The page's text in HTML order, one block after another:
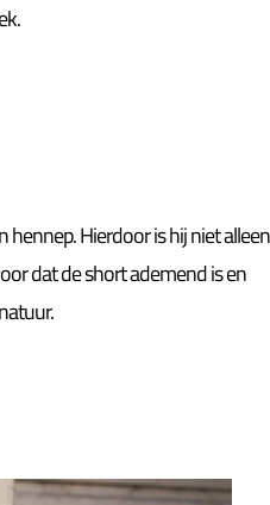
Hierdoor is hij niet alleen
dat de short ademend is en